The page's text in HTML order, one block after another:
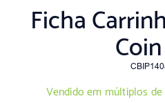
Ficha
Vendido em múltiplos